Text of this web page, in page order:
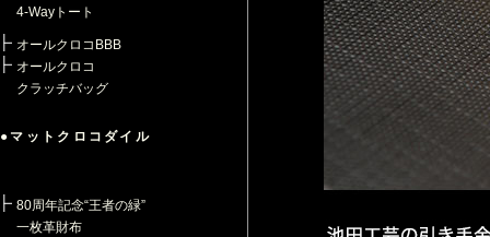
4-Wayトート
オールクロコBBB
オールクロコ
クラッチバッグ
●マットクロコダイル
80周年記念“王者の緑”
一枚革財布